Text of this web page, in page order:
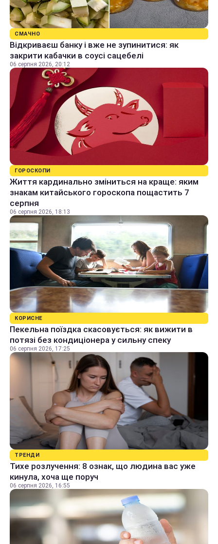
СМАЧНО
Відкриваєш банку і вже не зупинитися: як
закрити кабачки в соусі сацебелі
06 серпня 2026, 20:12
ГОРОСКОПИ
Життя кардинально зміниться на краще: яким
знакам китайського гороскопа пощастить 7
серпня
06 серпня 2026, 18:13
КОРИСНЕ
Пекельна поїздка скасовується: як вижити в
потязі без кондиціонера у сильну спеку
06 серпня 2026, 17:25
ТРЕНДИ
Тихе розлучення: 8 ознак, що людина вас уже
кинула, хоча ще поруч
06 серпня 2026, 16:55